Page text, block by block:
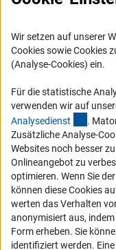
Barriere melden
DFG-aktuell
Erhalten Sie Neuigkeiten
schauen Sie sich die
Zum Newsletter
© 2026 DFG
Impressum
Service
Wir setzen auf unserer
Cookies sowie Cookies
(Analyse-Cookies) ein.
Für die statistische
verwenden wir auf
Analysedienst
.
Zusätzliche Analyse-
Websites noch besser
Onlineangebot zu
optimieren. Wenn Sie
können diese Cookies
werten das Verhalten
anonymisiert aus,
Form erheben. Sie
identifiziert werden.